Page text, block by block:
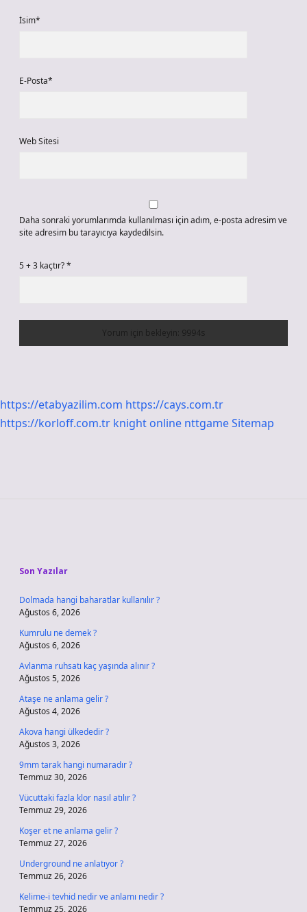
İsim*
E-Posta*
Web Sitesi
Daha sonraki yorumlarımda kullanılması için adım, e-posta adresim ve
site adresim bu tarayıcıya kaydedilsin.
5 + 3 kaçtır?*
https://etabyazilim.com https://cays.com.tr
https://korloff.com.tr knight online nttgameSitemap
Son Yazılar
Dolmada hangi baharatlar kullanılır ?
Ağustos 6, 2026
Kumrulu ne demek ?
Ağustos 6, 2026
Avlanma ruhsatı kaç yaşında alınır ?
Ağustos 5, 2026
Ataşe ne anlama gelir ?
Ağustos 4, 2026
Akova hangi ülkededir ?
Ağustos 3, 2026
9mm tarak hangi numaradır ?
Temmuz 30, 2026
Vücuttaki fazla klor nasıl atılır ?
Temmuz 29, 2026
Koşer et ne anlama gelir ?
Temmuz 27, 2026
Underground ne anlatıyor ?
Temmuz 26, 2026
Kelime-i tevhid nedir ve anlamı nedir ?
Temmuz 25, 2026